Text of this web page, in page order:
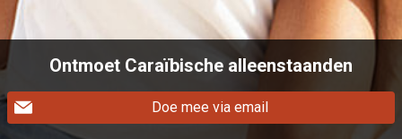
Ontmoet Caraïbische alleenstaanden
Doe mee via email